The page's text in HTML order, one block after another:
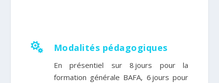
 Modalités pédagogiques
En présentiel sur 8 jours pour la
formation générale BAFA, 6 jours pour